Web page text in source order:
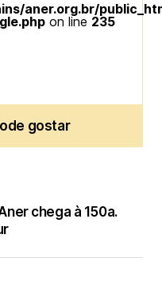
aner.org.br/
on line 235
gostar
chega à 150a.